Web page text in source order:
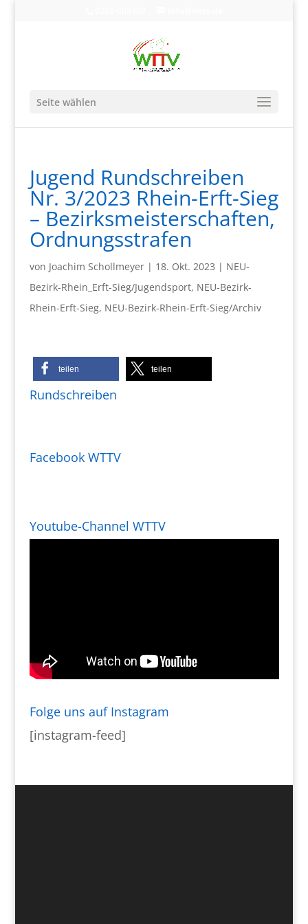
Seite wählen
Jugend Rundschreiben
Nr. 3/2023 Rhein-Erft-Sieg
– Bezirksmeisterschaften,
Ordnungsstrafen
von Joachim Schollmeyer| 18. Okt. 2023 | NEU-
Bezirk-Rhein_Erft-Sieg/Jugendsport, NEU-Bezirk-
Rhein-Erft-Sieg, NEU-Bezirk-Rhein-Erft-Sieg/Archiv
teilen teilen
Rundschreiben
Facebook WTTV
Youtube-Channel WTTV
Folge uns auf Instagram
[instagram-feed]